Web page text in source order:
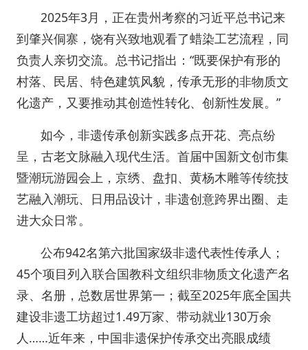
2025年3月，正在贵州考察的习近平总书记来
到肇兴侗寨，饶有兴致地观看了蜡染工艺流程，同
负责人亲切交流。总书记指出：“既要保护有形的
村落、民居、特色建筑风貌，传承无形的非物质文
化遗产，又要推动其创造性转化、创新性发展。”
如今，非遗传承创新实践多点开花、亮点纷
呈，古老文脉融入现代生活。首届中国新文创市集
暨潮玩游园会上，京绣、盘扣、黄杨木雕等传统技
艺融入潮玩、日用品设计，非遗创意跨界出圈、走
进大众日常。
公布942名第六批国家级非遗代表性传承人；
45个项目列入联合国教科文组织非物质文化遗产名
录、名册，总数居世界第一；截至2025年底全国共
建设非遗工坊超过1.49万家、带动就业130万余
人……近年来，中国非遗保护传承交出亮眼成绩